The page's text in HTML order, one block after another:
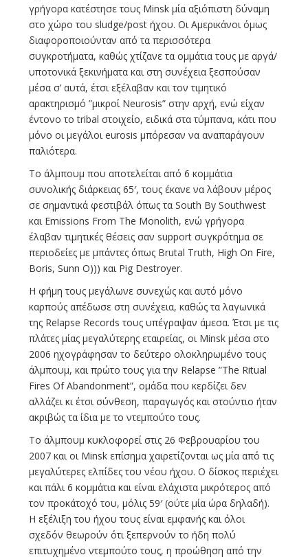
γρήγορα κατέστησε τους Minsk μία αξιόπιστη δύναμη
στο χώρο του sludge/post ήχου. Οι Αμερικάνοι όμως
διαφοροποιούνταν από τα περισσότερα
συγκροτήματα, καθώς χτίζανε τα ομμάτια τους με αργά/
υποτονικά ξεκινήματα και στη συνέχεια ξεσπούσαν
μέσα σ’ αυτά, έτσι εξέλαβαν και τον τιμητικό
αρακτηρισμό ”μικροί Neurosis” στην αρχή, ενώ είχαν
έντονο το tribal στοιχείο, ειδικά στα τύμπανα, κάτι που
μόνο οι μεγάλοι eurosis μπόρεσαν να αναπαράγουν
παλιότερα.
Το άλμπουμ που αποτελείται από 6 κομμάτια
συνολικής διάρκειας 65′, τους έκανε να λάβουν μέρος
σε σημαντικά φεστιβάλ όπως τα South By Southwest
και Emissions From The Monolith, ενώ γρήγορα
έλαβαν τιμητικές θέσεις σαν support συγκρότημα σε
περιοδείες με μπάντες όπως Βrutal Truth, High On Fire,
Boris, Sunn O))) και Pig Destroyer.
Η φήμη τους μεγάλωνε συνεχώς και αυτό μόνο
καρπούς απέδωσε στη συνέχεια, καθώς τα λαγωνικά
της Relapse Records τους υπέγραψαν άμεσα. Έτσι με τις
πλάτες μίας μεγαλύτερης εταιρείας, οι Minsk μέσα στο
2006 ηχογράφησαν το δεύτερο ολοκληρωμένο τους
άλμπουμ, και πρώτο τους για την Relapse ”The Ritual
Fires Of Abandonment”, ομάδα που κερδίζει δεν
αλλάζει κι έτσι σύνθεση, παραγωγός και στούντιο ήταν
ακριβώς τα ίδια με το ντεμπούτο τους.
Το άλμπουμ κυκλοφορεί στις 26 Φεβρουαρίου του
2007 και οι Minsk επίσημα χαιρετίζονται ως μία από τις
μεγαλύτερες ελπίδες του νέου ήχου. Ο δίσκος περιέχει
και πάλι 6 κομμάτια και είναι ελάχιστα μικρότερος από
τον προκάτοχό του, μόλις 59′ (ούτε μία ώρα δηλαδή).
Η εξέλιξη του ήχου τους είναι εμφανής και όλοι
σχεδόν θεωρούν ότι ξεπερνούν το ήδη πολύ
επιτυχημένο ντεμπούτο τους, η προώθηση από την